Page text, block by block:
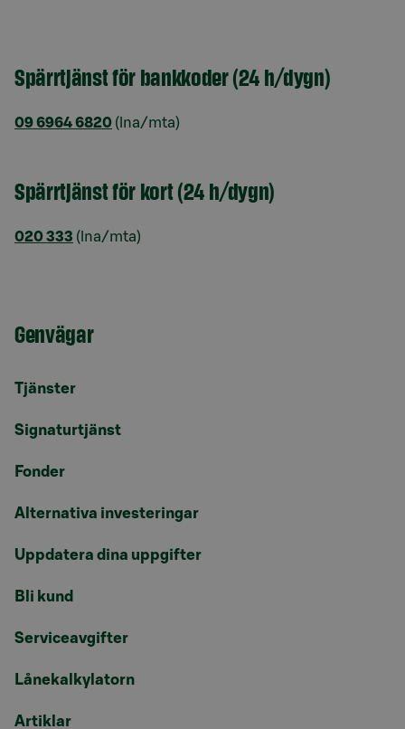
Spärrtjänst för bankkoder (24 h/dygn)
09 6964 6820 (lna/mta)
Spärrtjänst för kort (24 h/dygn)
020 333 (lna/mta)
Genvägar
Tjänster
Signaturtjänst
Fonder
Alternativa investeringar
Uppdatera dina uppgifter
Bli kund
Serviceavgifter
Lånekalkylatorn
Artiklar